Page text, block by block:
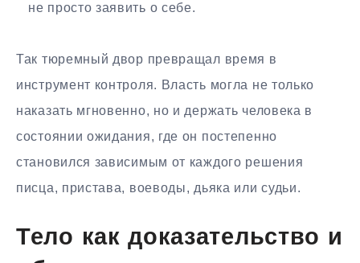
не просто заявить о себе.
Так тюремный двор превращал время в
инструмент контроля. Власть могла не только
наказать мгновенно, но и держать человека в
состоянии ожидания, где он постепенно
становился зависимым от каждого решения
писца, пристава, воеводы, дьяка или судьи.
Тело как доказательство и